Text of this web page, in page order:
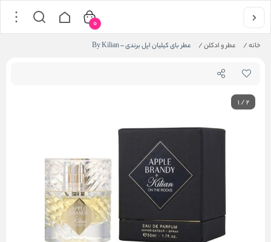
خانه/ عطر و ادکلن/ عطر بای کیلیان اپل برندی – By Kilian
0
1/2